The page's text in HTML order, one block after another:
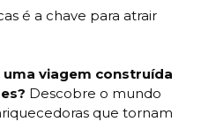
é a chave para atrair
viagem construída
Descobre o mundo
que tornam